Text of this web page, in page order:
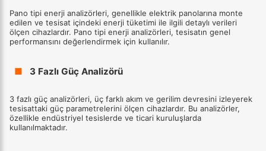
Pano tipi enerji analizörleri, genellikle elektrik panolarına monte
edilen ve tesisat içindeki enerji tüketimi ile ilgili detaylı verileri
ölçen cihazlardır. Pano tipi enerji analizörleri, tesisatın genel
performansını değerlendirmek için kullanılır.
■ 3 Fazlı Güç Analizörü
3 fazlı güç analizörleri, üç farklı akım ve gerilim devresini izleyerek
tesisattaki güç parametrelerini ölçen cihazlardır. Bu analizörler,
özellikle endüstriyel tesislerde ve ticari kuruluşlarda
kullanılmaktadır.